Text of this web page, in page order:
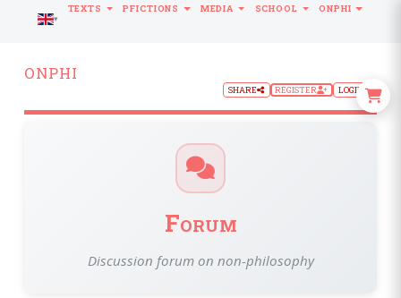
ONPHI
SHARE REGISTER LOGIN
Forum
Discussion forum on non-philosophy
LANGUAGE
TEXTS PFICTIONS MEDIA SCHOOL ONPHI